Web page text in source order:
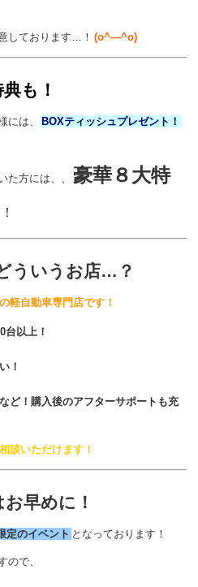
しております…！ (o^―^o)
も！
には、 BOXティッシュプレゼント！
た方には、、
豪華８大特
ういうお店…？
軽自動車専門店です！
台以上！
！
ど！購入後のアフターサポートも充
談いただけます！
早めに！
定のイベント となっております！
ので、